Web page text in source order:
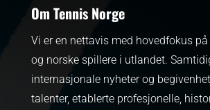
Om Tennis Norge
Vi er en nettavis med hovedfokus
og norske spillere i utlandet.
internasjonale nyheter og
talenter, etablerte profesjonelle,